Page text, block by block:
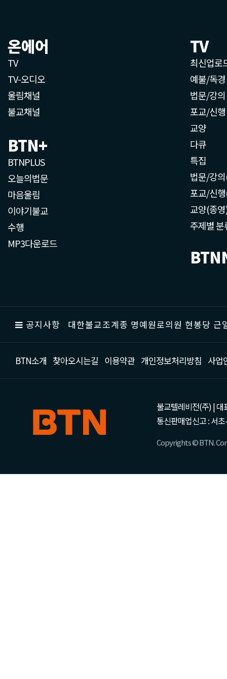
온에어
TV
TV-오디오
울림채널
불교채널
BTN+
BTNPLUS
오늘의법문
마음울림
이야기불교
수행
MP3다운로드
TV
최신업로
예불/독경
법문/강의
포교/신행
교양
다큐
특집
법문/강
포교/신
교양(종
주제별 분
공지사항 대한불교조계종 명예원로의원 현봉당
BTN소개 찾아오시는길 이용약관 개인정보처리방침 사업
불교텔레비전(주) | 대
통신판매업신고 : 서
Copyrights © BTN.